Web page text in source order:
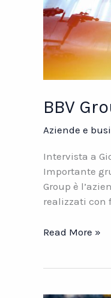
BBV
Aziende e
Intervista a
Importante
Group è
realizzati con
BBV
Read More »